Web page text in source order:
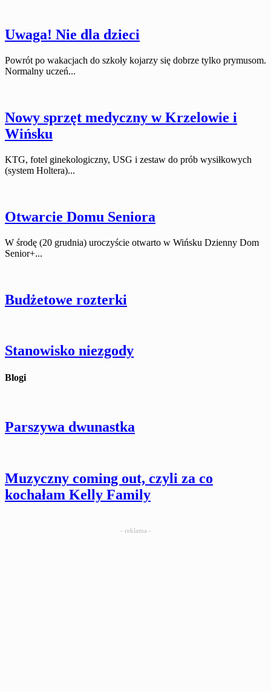
Uwaga! Nie dla dzieci
Powrót po wakacjach do szkoły kojarzy się dobrze tylko prymusom.
Normalny uczeń...
Nowy sprzęt medyczny w Krzelowie i
Wińsku
KTG, fotel ginekologiczny, USG i zestaw do prób wysiłkowych
(system Holtera)...
Otwarcie Domu Seniora
W środę (20 grudnia) uroczyście otwarto w Wińsku Dzienny Dom
Senior+...
Budżetowe rozterki
Stanowisko niezgody
Blogi
Parszywa dwunastka
Muzyczny coming out, czyli za co
kochałam Kelly Family
- reklama -